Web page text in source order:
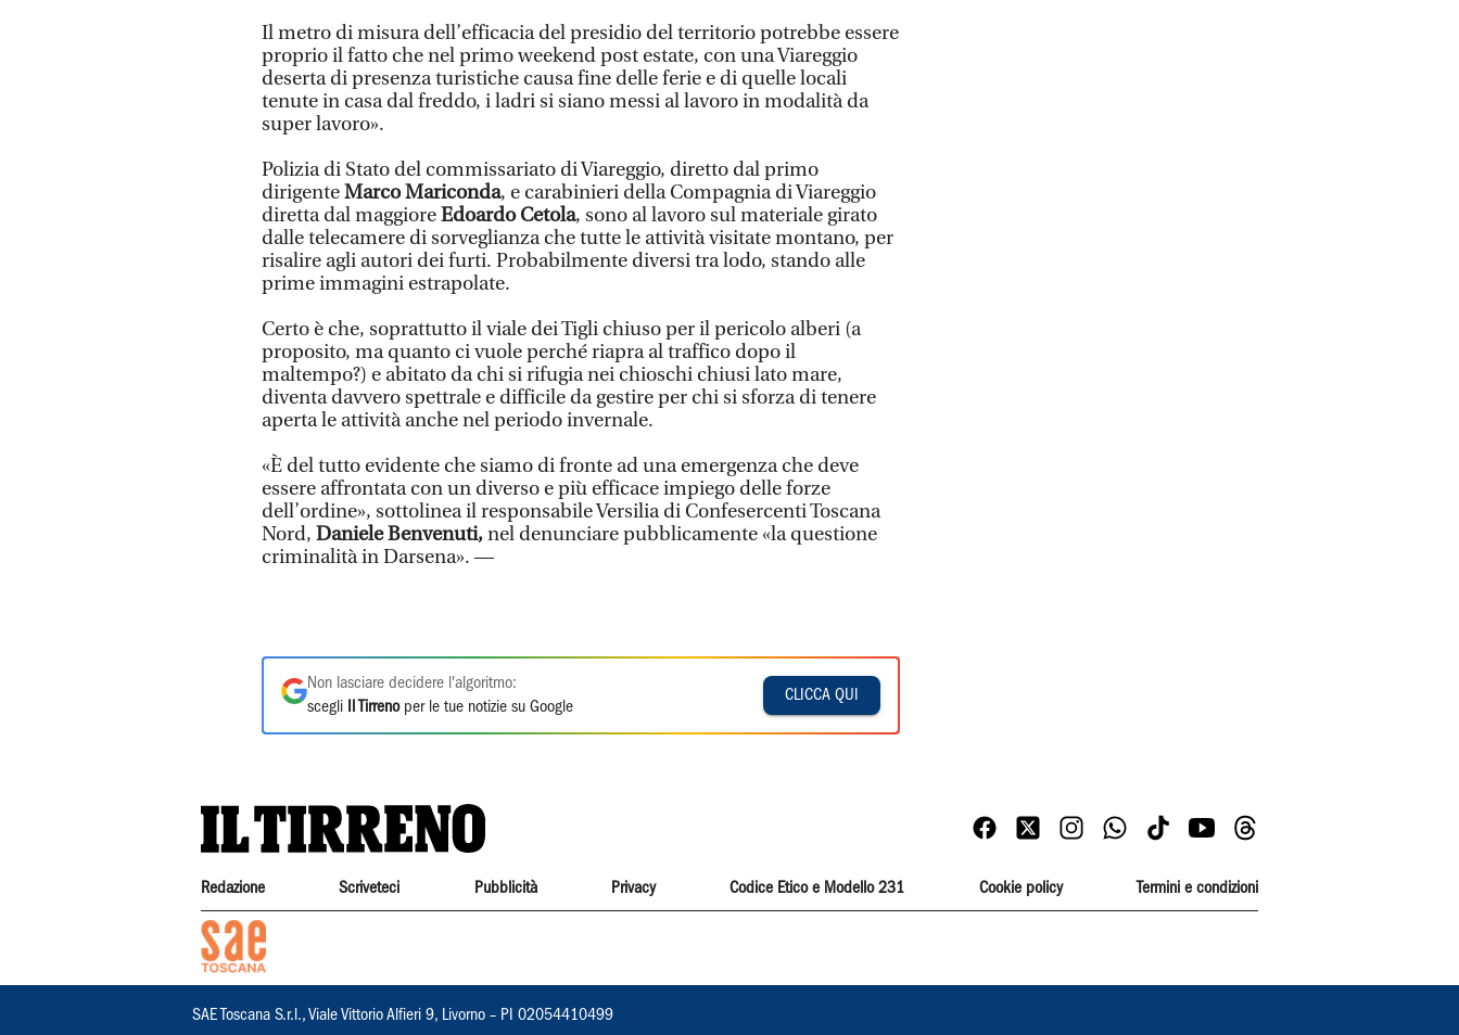
Il metro di misura dell’efficacia del presidio del territorio potrebbe essere
proprio il fatto che nel primo weekend post estate, con una Viareggio
deserta di presenza turistiche causa fine delle ferie e di quelle locali
tenute in casa dal freddo, i ladri si siano messi al lavoro in modalità da
super lavoro».
Polizia di Stato del commissariato di Viareggio, diretto dal primo
dirigenteMarco Mariconda, e carabinieri della Compagnia di Viareggio
diretta dal maggioreEdoardo Cetola, sono al lavoro sul materiale girato
dalle telecamere di sorveglianza che tutte le attività visitate montano, per
risalire agli autori dei furti. Probabilmente diversi tra lodo, stando alle
prime immagini estrapolate.
Certo è che, soprattutto il viale dei Tigli chiuso per il pericolo alberi (a
proposito, ma quanto ci vuole perché riapra al traffico dopo il
maltempo?) e abitato da chi si rifugia nei chioschi chiusi lato mare,
diventa davvero spettrale e difficile da gestire per chi si sforza di tenere
aperta le attività anche nel periodo invernale.
«È del tutto evidente che siamo di fronte ad una emergenza che deve
essere affrontata con un diverso e più efficace impiego delle forze
dell’ordine», sottolinea il responsabile Versilia di Confesercenti Toscana
Nord, Daniele Benvenuti,nel denunciare pubblicamente «la questione
criminalità in Darsena». —
Non lasciare decidere l'algoritmo:
scegli
Il Tirrenoper le tue notizie su Google
CLICCA QUI
Redazione Scriveteci Pubblicità Privacy Codice Etico e Modello 231 Cookie policy Termini e condizioni
SAE Toscana S.r.l., Viale Vittorio Alfieri 9, Livorno – PI 02054410499